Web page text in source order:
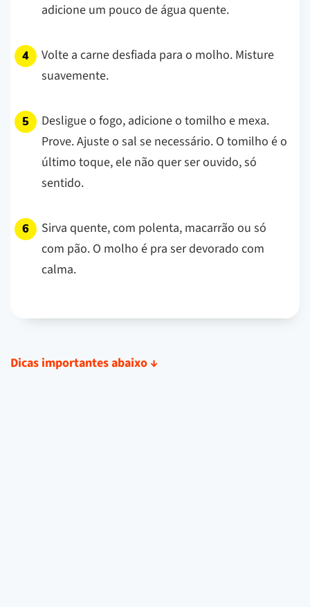
adicione um pouco de água quente.
Volte a carne desfiada para o molho. Misture
suavemente.
Desligue o fogo, adicione o tomilho e mexa.
Prove. Ajuste o sal se necessário. O tomilho é o
último toque, ele não quer ser ouvido, só
sentido.
Sirva quente, com polenta, macarrão ou só
com pão. O molho é pra ser devorado com
calma.
Dicas importantes abaixo ↓